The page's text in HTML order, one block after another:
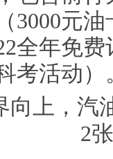
3000元
全年免
考活动）